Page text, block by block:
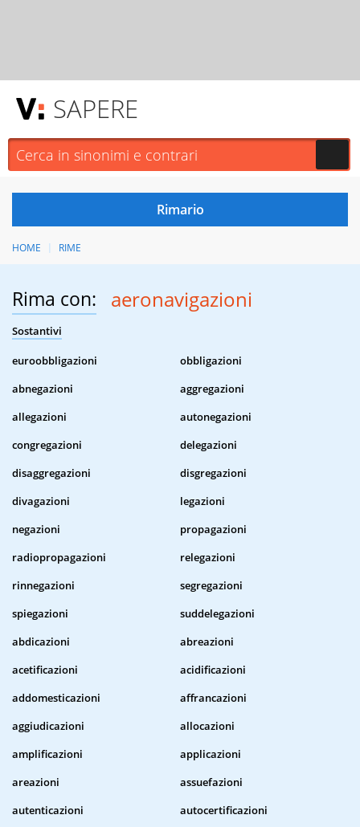
SAPERE
HOME RIME
Rima con: aeronavigazioni
Sostantivi
euroobbligazioni
obbligazioni
abnegazioni
aggregazioni
allegazioni
autonegazioni
congregazioni
delegazioni
disaggregazioni
disgregazioni
divagazioni
legazioni
negazioni
propagazioni
radiopropagazioni
relegazioni
rinnegazioni
segregazioni
spiegazioni
suddelegazioni
abdicazioni
abreazioni
acetificazioni
acidificazioni
addomesticazioni
affrancazioni
aggiudicazioni
allocazioni
amplificazioni
applicazioni
areazioni
assuefazioni
autenticazioni
autocertificazioni